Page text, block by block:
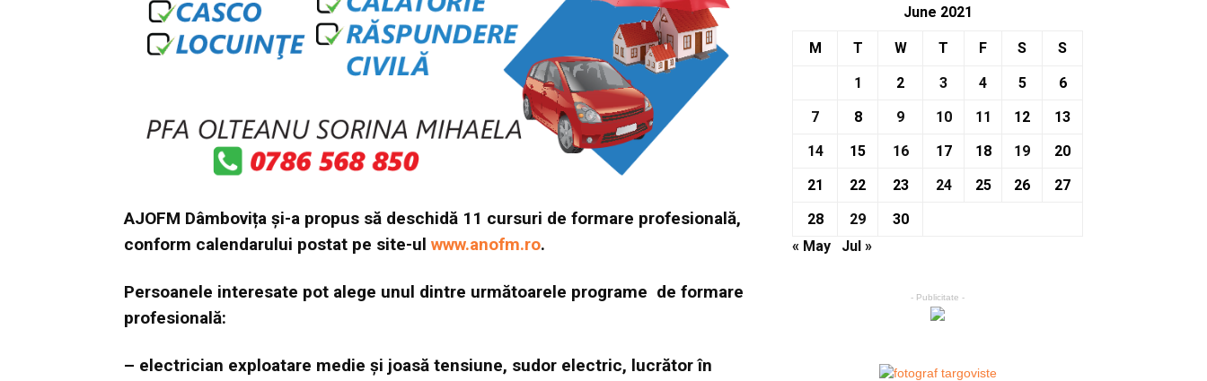
AJOFM Dâmbovița și-a propus să deschidă 11 cursuri de formare profesională,
conform calendarului postat pe site-ul www.anofm.ro.
Persoanele interesate pot alege unul dintre următoarele programe de formare
profesională:
– electrician exploatare medie și joasă tensiune, sudor electric, lucrător în
June 2021
M T W T F S S
1 2 3 4 5
6
7
8 9 10 11 12
13
14
15 16 17 18 19
20
21
22 23 24 25 26
27
28
29
30
« May
Jul »
- Publicitate -